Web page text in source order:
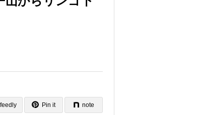
feedly Pin it note